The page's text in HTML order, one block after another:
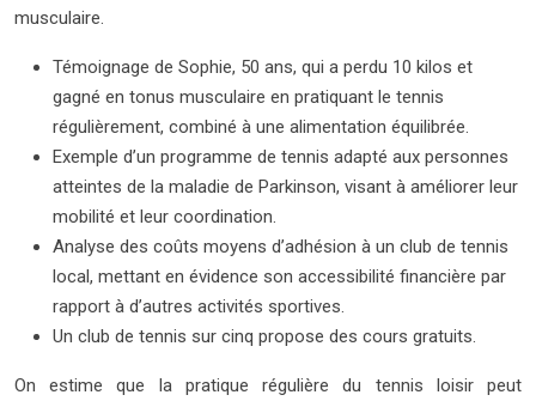
musculaire.
Témoignage de Sophie, 50 ans, qui a perdu 10 kilos et
gagné en tonus musculaire en pratiquant le tennis
régulièrement, combiné à une alimentation équilibrée.
Exemple d’un programme de tennis adapté aux personnes
atteintes de la maladie de Parkinson, visant à améliorer leur
mobilité et leur coordination.
Analyse des coûts moyens d’adhésion à un club de tennis
local, mettant en évidence son accessibilité financière par
rapport à d’autres activités sportives.
Un club de tennis sur cinq propose des cours gratuits.
On estime que la pratique régulière du tennis loisir peut